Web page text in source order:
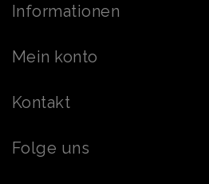
Informationen
Mein konto
Kontakt
Folge uns